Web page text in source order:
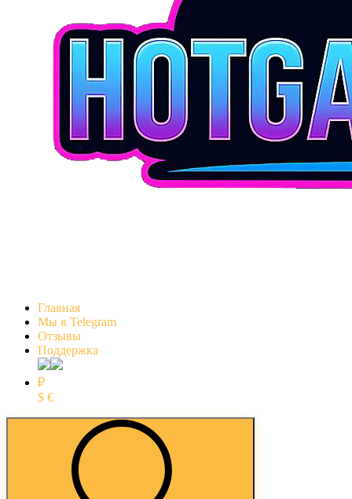
Главная
Мы в Telegram
Отзывы
Поддержка
₽
$ €